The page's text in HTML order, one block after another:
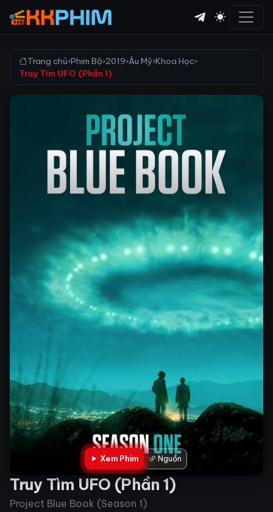
Trang chủ›Phim Bộ›2019›Âu Mỹ›Khoa Học›
Truy Tìm UFO (Phần 1)
Xem Phim Nguồn
Truy Tìm UFO (Phần 1)
Project Blue Book (Season 1)